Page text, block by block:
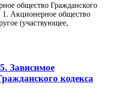
общество Гражданского
1. Акционерное общество
(участвующее,
Зависимое
кодекса